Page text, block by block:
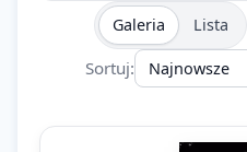
Galeria
Lista
Sortuj: